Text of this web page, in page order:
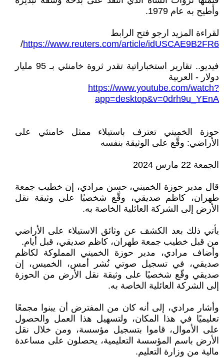
وأطيح به عام 1979.
لقراءة المزيد ارجو فتح الرابط
https://www.reuters.com/article/idUSCAE9B2FR6
/
فيديو.. تقارير استخباراتية تقدر ثروة خامنئي بـ 95 مليار
دولار - العربية
https://www.youtube.com/watch?
app=desktop&v=0drh9u_YEnA
حوزة الخميني تعترف باستيلاء ممثل خامنئي على
الأراضي: وقَّع على الوثيقة بنفسه
الجمعة 22 مارس 2024
قال مدير حوزة الخميني، حسن مرادي، إن خطيب جمعة
طهران، كاظم صديقي، وقَّع شخصيًا على وثيقة نقل
الأرض إلى الشركة العائلية الخاصة به.
يأتي ذلك بعد الكشف عن وثائق الاستيلاء على الأراضي
من قبل خطيب جمعة طهران، كاظم صديقي، قبل أيام.
وأضاف مرادي، مدير حوزة الخميني المملوكة لكاظم
صديقي، في تسجيل صوتي نُشر أمس، الخميس، إن
صديقي وقّع شخصيًا على وثيقة نقل الأرض من الحوزة
إلى الشركة العائلية الخاصة به.
وأشار مرادي، إلى أنه كان من المفترض أن يبنوا مجمعًا
تعليميًا في هذا المكان، ولتسهيل هذا العمل والحصول
على الأموال، قاموا بتسجيل مؤسسة، ومن خلال نقل
الأرض باسم المؤسسة التعليمية، يحصلون على مساعدة
مالية من وزارة التعليم.